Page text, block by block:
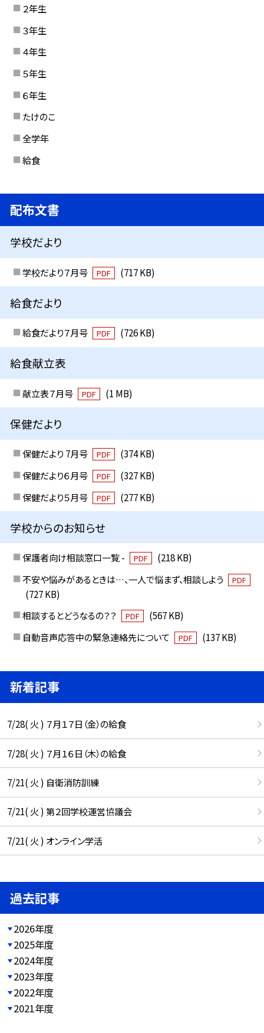
２年生
３年生
４年生
５年生
６年生
たけのこ
全学年
給食
配布文書
学校だより
学校だより７月号 PDF (717 KB)
給食だより
給食だより７月号 PDF (726 KB)
給食献立表
献立表７月号 PDF (1 MB)
保健だより
保健だより 7月号 PDF
(374 KB)
保健だより６月号
PDF
(327 KB)
保健だより５月号
PDF (277 KB)
学校からのお知らせ
保護者向け相談窓口一覧 - PDF
(218 KB)
不安や悩みがあるときは…、一人で悩まず、相談しよう
PDF
(727 KB)
相談するとどうなるの？？
PDF
(567 KB)
自動音声応答中の緊急連絡先について
PDF (137 KB)
新着記事
7/28( 火 ) ７月１７日（金）の給食
7/28( 火 ) ７月１６日（木）の給食
7/21( 火 ) 自衛消防訓練
7/21( 火 ) 第２回学校運営協議会
7/21( 火 ) オンライン学活
過去記事
2026年度
2025年度
2024年度
2023年度
2022年度
2021年度